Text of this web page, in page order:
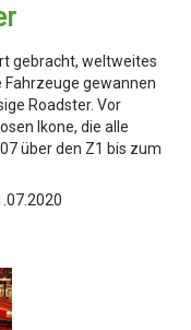
gebracht, weltweites
gewannen
Roadster. Vor
Ikone, die alle
über den Z1 bis zum